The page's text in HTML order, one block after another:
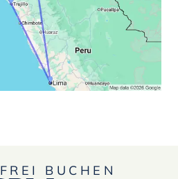
BUCHEN